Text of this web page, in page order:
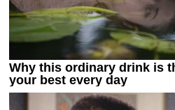
Англия. Премьер-
Испания. Ла Лига
Все таблицы >>>
Рейтинги
Рейтинг стран УЕФА
Рейтинг клубов
Рейтинг ФИФА